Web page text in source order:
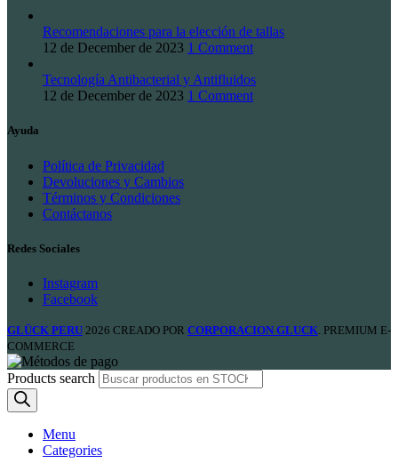
Recomendaciones para la elección de tallas
12 de December de 2023 1 Comment
Tecnología Antibacterial y Antifluidos
12 de December de 2023 1 Comment
Ayuda
Política de Privacidad
Devoluciones y Cambios
Términos y Condiciones
Contáctanos
Redes Sociales
Instagram
Facebook
GLÜCK PERU 2026 CREADO POR CORPORACION GLUCK . PREMIUM E-
COMMERCE
Products search
Menu
Categories